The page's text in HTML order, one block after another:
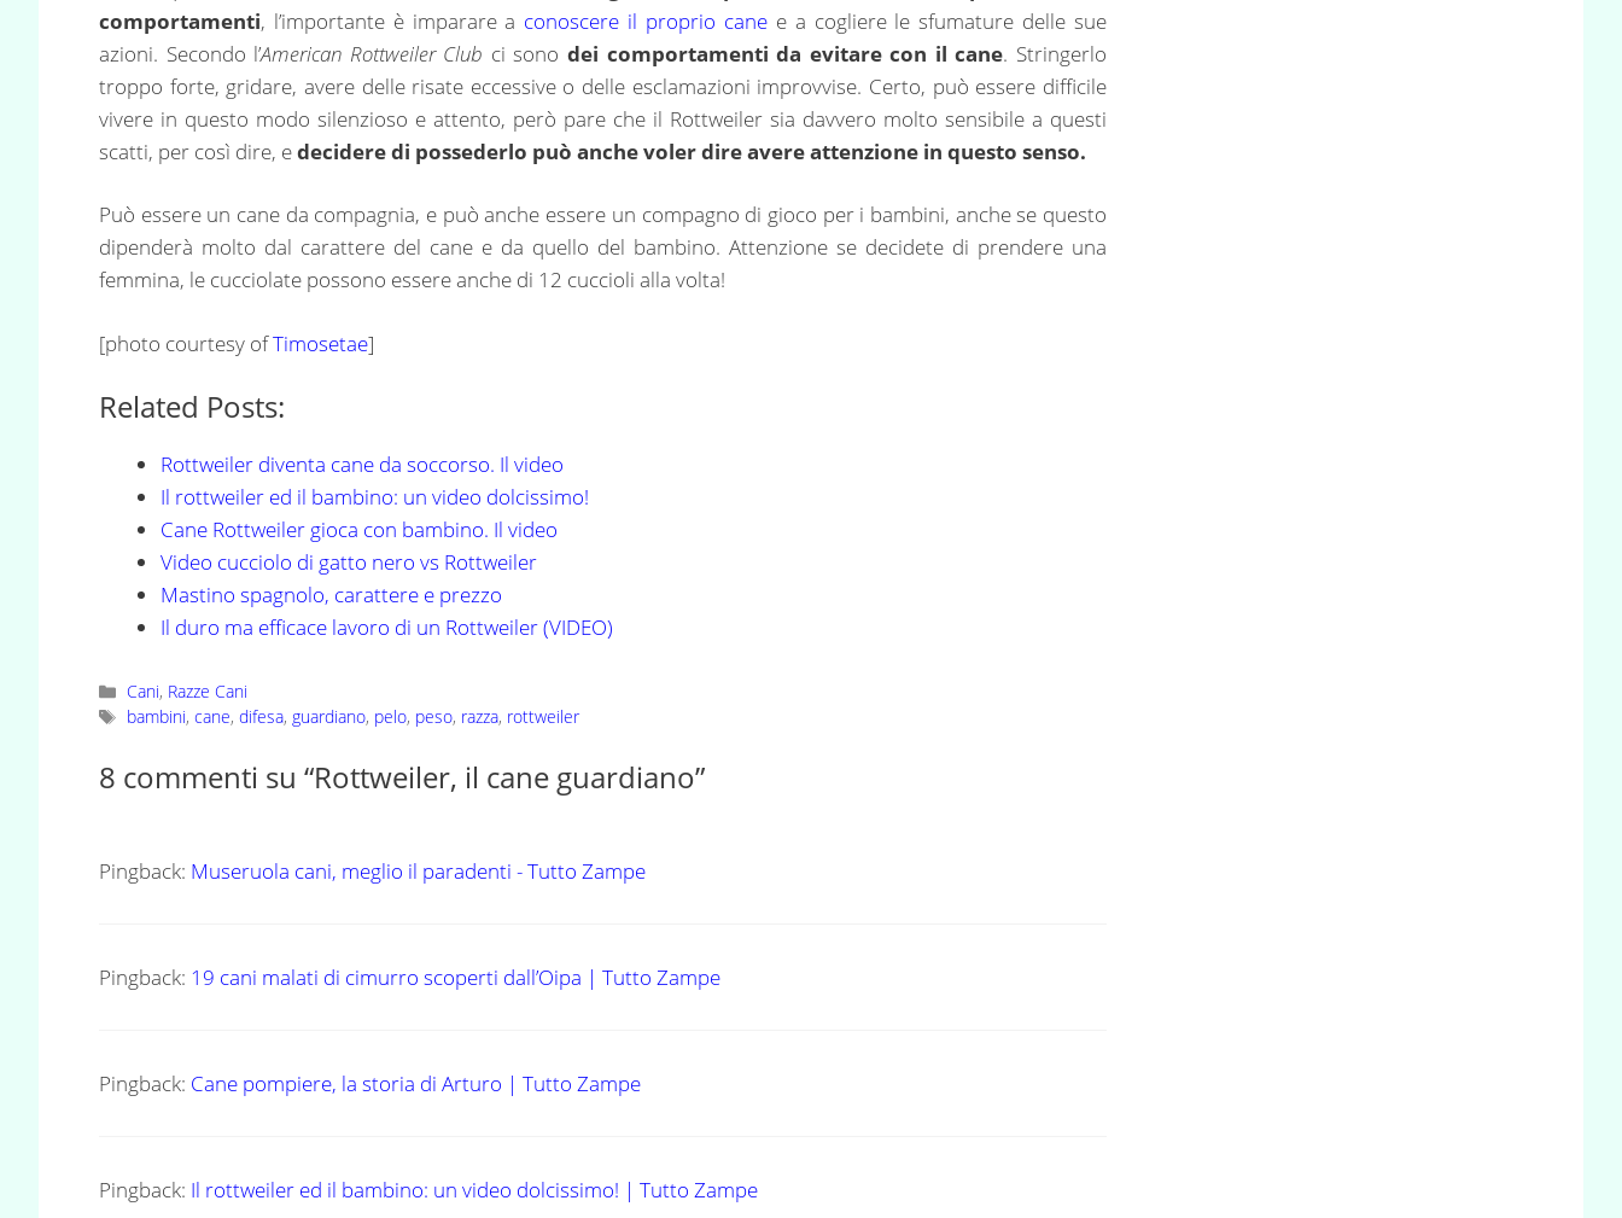
comportamenti, l’importante è imparare a conoscere il proprio canee a cogliere le sfumature delle sue
azioni. Secondo l’American Rottweiler Club ci sonodei comportamenti da evitare con il cane. Stringerlo
troppo forte, gridare, avere delle risate eccessive o delle esclamazioni improvvise. Certo, può essere difficile
vivere in questo modo silenzioso e attento, però pare che il Rottweiler sia davvero molto sensibile a questi
scatti, per così dire, edecidere di possederlo può anche voler dire avere attenzione in questo senso.
Può essere un cane da compagnia, e può anche essere un compagno di gioco per i bambini, anche se questo
dipenderà molto dal carattere del cane e da quello del bambino. Attenzione se decidete di prendere una
femmina, le cucciolate possono essere anche di 12 cuccioli alla volta!
[photo courtesy ofTimosetae]
Related Posts:
Rottweiler diventa cane da soccorso. Il video
Il rottweiler ed il bambino: un video dolcissimo!
Cane Rottweiler gioca con bambino. Il video
Video cucciolo di gatto nero vs Rottweiler
Mastino spagnolo, carattere e prezzo
Il duro ma efficace lavoro di un Rottweiler (VIDEO)
Categorie
Cani, Razze Cani
Tag
bambini,cane,difesa, guardiano, pelo, peso, razza, rottweiler
8 commenti su “Rottweiler, il cane guardiano”
Pingback: Museruola cani, meglio il paradenti - Tutto Zampe
Pingback: 19 cani malati di cimurro scoperti dall’Oipa | Tutto Zampe
Pingback: Cane pompiere, la storia di Arturo | Tutto Zampe
Pingback: Il rottweiler ed il bambino: un video dolcissimo! | Tutto Zampe